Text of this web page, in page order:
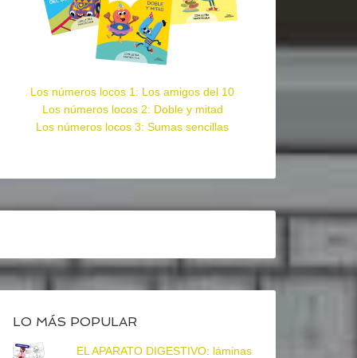
Los números locos 1: Los amigos del 10
Los números locos 2: Doble y mitad
Los números locos 3: Sumas sencillas
LO MÁS POPULAR
EL APARATO DIGESTIVO: láminas